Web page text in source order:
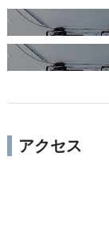
アクセス